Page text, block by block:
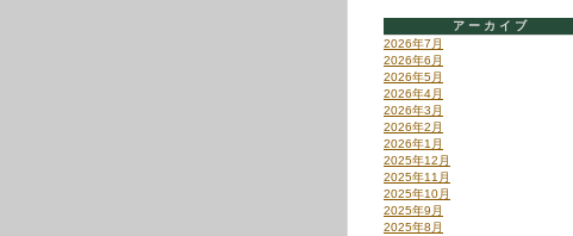
アーカイブ
2026年7月
2026年6月
2026年5月
2026年4月
2026年3月
2026年2月
2026年1月
2025年12月
2025年11月
2025年10月
2025年9月
2025年8月